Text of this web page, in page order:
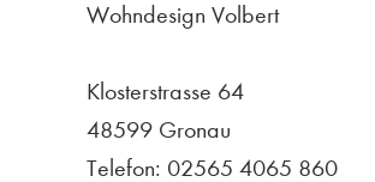
Wohndesign Volbert
Klosterstrasse 64
48599 Gronau
Telefon: 02565 4065 860